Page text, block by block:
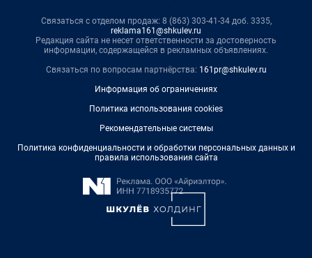
Связаться с отделом продаж: 8 (863) 303-41-34 доб. 3335,
reklama161@shkulev.ru
Редакция сайта не несет ответственности за достоверность
информации, содержащейся в рекламных объявлениях.
Связаться по вопросам партнёрства: 161pr@shkulev.ru
Информация об ограничениях
Политика использования cookies
Рекомендательные системы
Политика конфиденциальности и обработки персональных данных и
правила использования сайта